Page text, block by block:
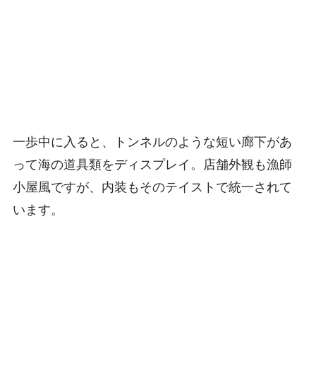
一歩中に入ると、トンネルのような短い廊下があ
って海の道具類をディスプレイ。店舗外観も漁師
小屋風ですが、内装もそのテイストで統一されて
います。